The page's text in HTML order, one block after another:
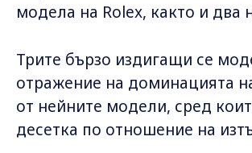
модела на Rolex, както и два
Трите бързо издигащи се
отражение на доминацията
от нейните модели, сред
десетка по отношение на